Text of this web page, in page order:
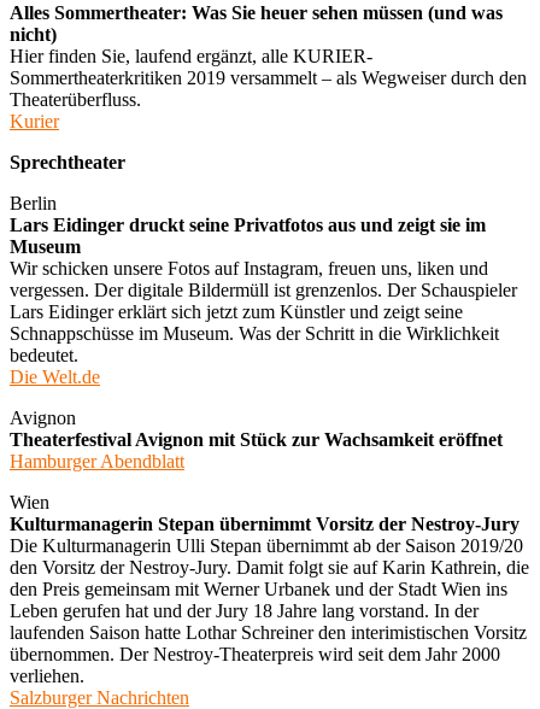
Alles Sommertheater: Was Sie heuer sehen müssen (und was
nicht)
Hier finden Sie, laufend ergänzt, alle KURIER-
Sommertheaterkritiken 2019 versammelt – als Wegweiser durch den
Theaterüberfluss.
Kurier
Sprechtheater
Berlin
Lars Eidinger druckt seine Privatfotos aus und zeigt sie im
Museum
Wir schicken unsere Fotos auf Instagram, freuen uns, liken und
vergessen. Der digitale Bildermüll ist grenzenlos. Der Schauspieler
Lars Eidinger erklärt sich jetzt zum Künstler und zeigt seine
Schnappschüsse im Museum. Was der Schritt in die Wirklichkeit
bedeutet.
Die Welt.de
Avignon
Theaterfestival Avignon mit Stück zur Wachsamkeit eröffnet
Hamburger Abendblatt
Wien
Kulturmanagerin Stepan übernimmt Vorsitz der Nestroy-Jury
Die Kulturmanagerin Ulli Stepan übernimmt ab der Saison 2019/20
den Vorsitz der Nestroy-Jury. Damit folgt sie auf Karin Kathrein, die
den Preis gemeinsam mit Werner Urbanek und der Stadt Wien ins
Leben gerufen hat und der Jury 18 Jahre lang vorstand. In der
laufenden Saison hatte Lothar Schreiner den interimistischen Vorsitz
übernommen. Der Nestroy-Theaterpreis wird seit dem Jahr 2000
verliehen.
Salzburger Nachrichten